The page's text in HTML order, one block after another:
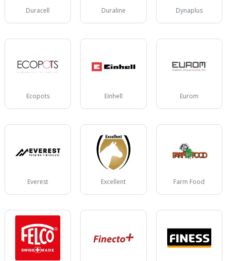
Duracell Duraline Dynaplus
Ecopots Einhell Eurom
Everest Excellent Farm Food